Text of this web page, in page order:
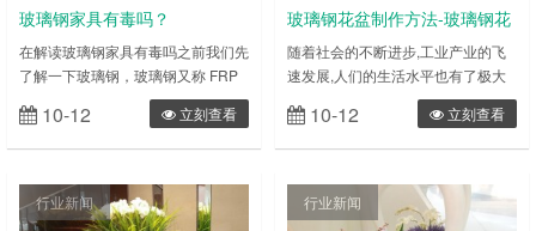
玻璃钢家具有毒吗？
在解读玻璃钢家具有毒吗之前我们先
了解一下玻璃钢，玻璃钢又称 FRP
它是以合成树脂为基体材料，以玻璃
纤维及其制品为增强材料组成的复合
材料。 先从材料上来说，合成树脂
以放心，玻璃钢家具不会伤害我们的
身体。目前网络也没有玻璃钢有毒的
10-12 立刻查看
玻璃钢花盆制作方法-玻璃钢花
盆工艺流程
随着社会的不断进步,工业产业的飞
速发展,人们的生活水平也有了极大
的改善,但随之也带来了严重的环境
问题,人们也越来越深刻的意识到环
境保护的重要性,建设环境友好型社
花木是改善环境的主要措施,因此街
道玻璃钢花盆的需求量也有所提高。
10-12 立刻查看
行业新闻 行业新闻